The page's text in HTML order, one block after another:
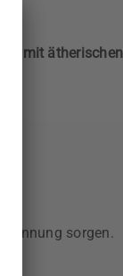
mit
sorgen.